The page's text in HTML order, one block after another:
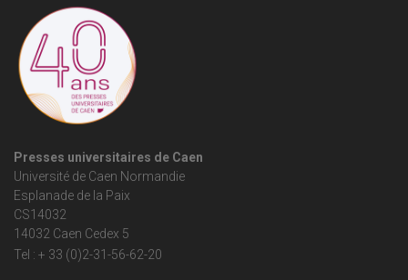
Presses universitaires de Caen
Université de Caen Normandie
Esplanade de la Paix
CS14032
14032 Caen Cedex 5
Tel : + 33 (0)2-31-56-62-20